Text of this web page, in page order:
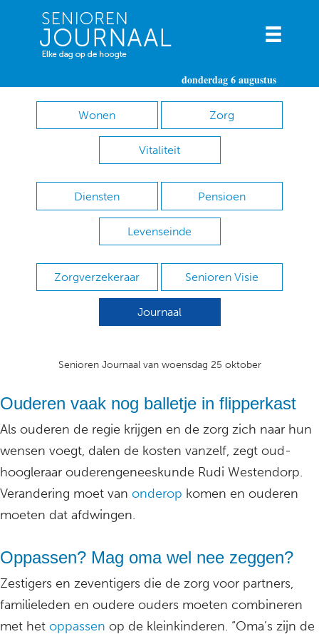
donderdag 6 augustus
Wonen Zorg
Vitaliteit
Diensten Pensioen
Levenseinde
Zorgverzekeraar Senioren Visie
Journaal
Senioren Journaal van woensdag 25 oktober
Ouderen vaak nog balletje in flipperkast
Als ouderen de regie krijgen en de zorg zich naar hun
wensen voegt, dalen de kosten vanzelf, zegt oud-
hoogleraar ouderengeneeskunde Rudi Westendorp.
Verandering moet van onderop komen en ouderen
moeten dat afdwingen.
Oppassen? Mag oma wel nee zeggen?
Zestigers en zeventigers die de zorg voor partners,
familieleden en oudere ouders moeten combineren
met het oppassen op de kleinkinderen. “Oma’s zijn de